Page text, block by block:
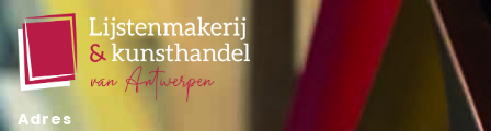
Adres